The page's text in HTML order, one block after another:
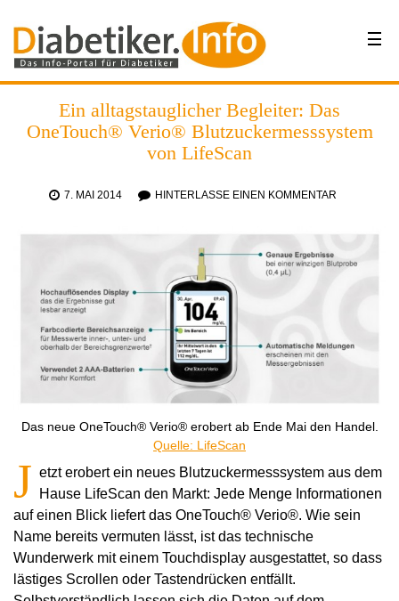
Ein alltagstauglicher Begleiter: Das
OneTouch® Verio® Blutzuckermesssystem
von LifeScan
7. MAI 2014 HINTERLASSE EINEN KOMMENTAR
Das neue OneTouch® Verio® erobert ab Ende Mai den Handel.
Quelle: LifeScan
J etzt erobert ein neues Blutzuckermesssystem aus dem
Hause LifeScan den Markt: Jede Menge Informationen
auf einen Blick liefert das OneTouch® Verio®. Wie sein
Name bereits vermuten lässt, ist das technische
Wunderwerk mit einem Touchdisplay ausgestattet, so dass
lästiges Scrollen oder Tastendrücken entfällt.